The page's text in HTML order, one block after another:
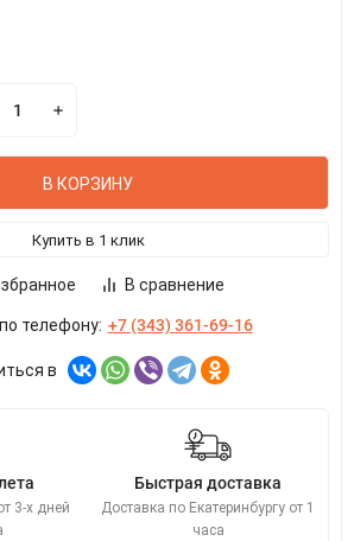
В КОРЗИНУ
Купить в 1 клик
В сравнение
телефону: +7 (343) 361-69-16
в
3-х дней
Быстрая доставка
Доставка по Екатеринбургу от 1
часа